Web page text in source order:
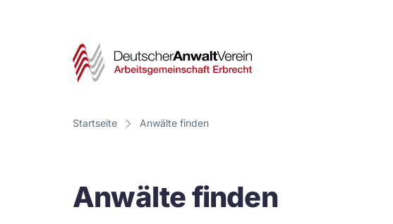
Deutscher
Startseite Anwälte finden
Anwälte finden